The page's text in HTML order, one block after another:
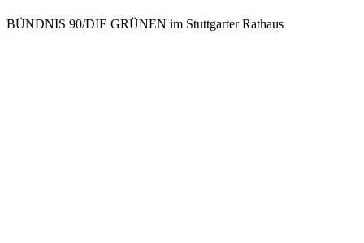
BÜNDNIS 90/DIE GRÜNEN im Stuttgarter Rathaus